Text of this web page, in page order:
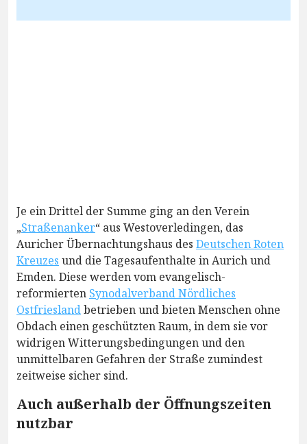
Je ein Drittel der Summe ging an den Verein
„Straßenanker“ aus Westoverledingen, das
Auricher Übernachtungshaus des Deutschen Roten
Kreuzes und die Tagesaufenthalte in Aurich und
Emden. Diese werden vom evangelisch-
reformierten Synodalverband Nördliches
Ostfrieslandbetrieben und bieten Menschen ohne
Obdach einen geschützten Raum, in dem sie vor
widrigen Witterungsbedingungen und den
unmittelbaren Gefahren der Straße zumindest
zeitweise sicher sind.
Auch außerhalb der Öffnungszeiten
nutzbar